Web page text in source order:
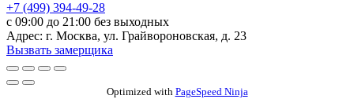
+7 (499) 394-49-28
с 09:00 до 21:00 без выходных
Адрес: г. Москва, ул. Грайвороновская, д. 23
Вызвать замерщика
Прокрутка
вверх
Optimized with PageSpeed Ninja